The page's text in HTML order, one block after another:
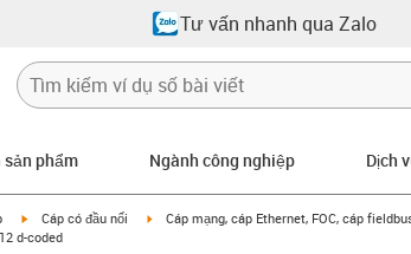
Tư vấn nhanh qua Zalo
phẩm Ngành công nghiệp Dịch
igus-icon-arrow-right
Cáp có đầu nối igus-icon-arrow-right
Cáp mạng, cáp Ethernet, FOC, cáp
d-coded